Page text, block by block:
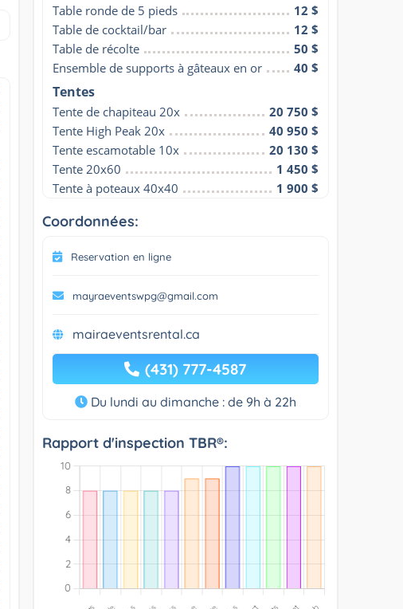
Table ronde de 5 pieds
12 $
Table de cocktail/bar
12 $
Table de récolte
50 $
Ensemble de supports à gâteaux en or
40 $
Tentes
Tente de chapiteau 20x
20 750 $
Tente High Peak 20x
40 950 $
Tente escamotable 10x
20 130 $
Tente 20x60
1 450 $
Tente à poteaux 40x40
1 900 $
Coordonnées:
Reservation en ligne
mayraeventswpg@gmail.com
mairaeventsrental.ca
(431) 777-4587
Du lundi au dimanche : de 9h à 22h
Rapport d'inspection TBR®: